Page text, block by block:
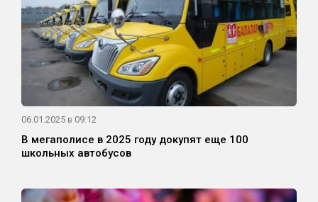
06.01.2025 в 09:12
В мегаполисе в 2025 году докупят еще 100
школьных автобусов